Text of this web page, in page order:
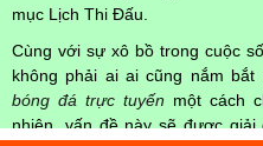
mục Lịch Thi Đấu.
Cùng với sự xô bồ trong cuộc
không phải ai ai cũng nắm
bóng đá trực tuyến một cách
nhiên, vấn đề này sẽ được